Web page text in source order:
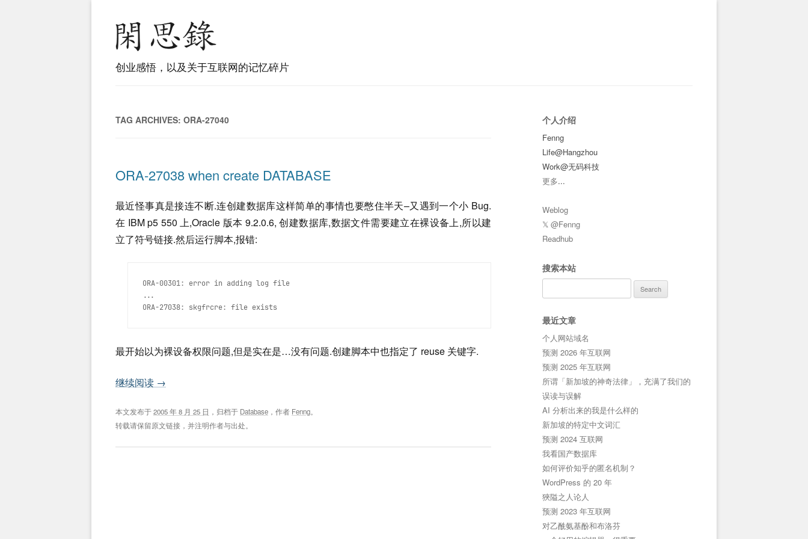
创业感悟，以及关于互联网的记忆碎片
TAG ARCHIVES: ORA-27040
ORA-27038 when create DATABASE
最近怪事真是接连不断.连创建数据库这样简单的事情也要憋住半天–又遇到一个小 Bug.
在 IBM p5 550 上,Oracle 版本 9.2.0.6, 创建数据库,数据文件需要建立在裸设备上,所以建
立了符号链接.然后运行脚本,报错:
ORA-00301: error in adding log file
...
最开始以为裸设备权限问题,但是实在是…没有问题.创建脚本中也指定了 reuse 关键字.
继续阅读 →
本文发布于2005 年 8 月 25 日 ，归档于 Database ，作者 Fenng。
转载请保留原文链接，并注明作者与出处。
个人介绍
Fenng
Life@Hangzhou
Work@无码科技
更多...
Weblog
𝕏 @Fenng
Readhub
搜索本站
for:
最近文章
个人网站域名
预测 2026 年互联网
预测 2025 年互联网
所谓「新加坡的神奇法律」，充满了我们的
误读与误解
AI 分析出来的我是什么样的
新加坡的特定中文词汇
预测 2024 互联网
我看国产数据库
如何评价知乎的匿名机制？
WordPress 的 20 年
狹隘之人论人
预测 2023 年互联网
对乙酰氨基酚和布洛芬